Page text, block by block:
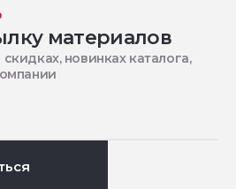
материалов
новинках каталога,